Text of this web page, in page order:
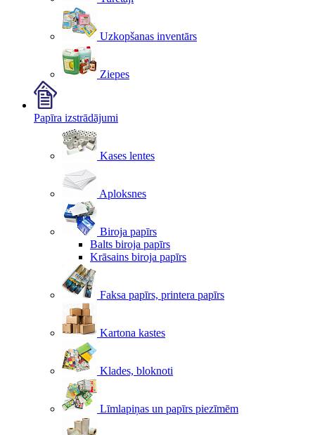
Uzkopšanas inventārs
Ziepes
Papīra izstrādājumi
Kases lentes
Aploksnes
Biroja papīrs
Balts biroja papīrs
Krāsains biroja papīrs
Faksa papīrs, printera papīrs
Kartona kastes
Klades, bloknoti
Līmlapiņas un papīrs piezīmēm